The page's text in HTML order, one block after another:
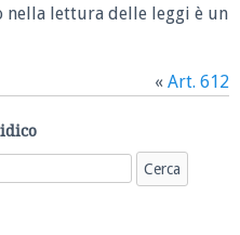
lettura delle leggi è un
« Art. 612